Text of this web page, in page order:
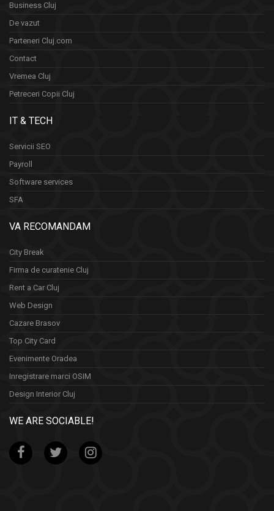
Business Cluj
De vazut
Parteneri Cluj.com
Contact
Vremea Cluj
Petreceri Copii Cluj
IT & TECH
Servicii SEO
Payroll
Software services
SFA
VA RECOMANDAM
City Break
Firma de curatenie Cluj
Rent a Car Cluj
Web Design
Cazare Brasov
Top City Card
Evenimente Oradea
Inregistrare marci OSIM
Design Interior Cluj
WE ARE SOCIABLE!